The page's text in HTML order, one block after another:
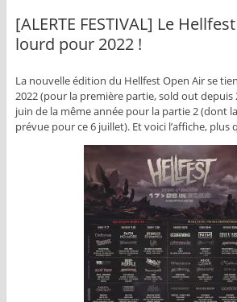
[ALERTE FESTIVAL] Le
lourd pour 2022 !
La nouvelle édition du Hellfest Open Air se
2022 (pour la première partie, sold out depuis
juin de la même année pour la partie 2 (dont
prévue pour ce 6 juillet). Et voici l’affiche, plus